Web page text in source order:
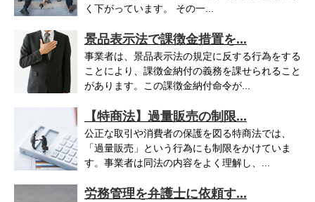
く下がっています。 その一...
景品表示法で課徴金措置を...
事業者は、景品表示法の規定に反する行為をする
ことにより、課徴金納付の義務を課せられること
があります。この課徴金納付命令が...
【特商法】過量販売の制限...
公正な取引や消費者の保護を図る特商法では、
「過量販売」という行為にも制限をかけていま
す。事業者は同法の内容をよく理解し、...
労務管理を弁護士に依頼す...